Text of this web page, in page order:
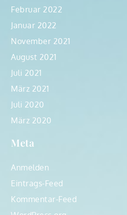
Februar 2022
Januar 2022
November 2021
August 2021
Juli 2021
März 2021
Juli 2020
März 2020
Meta
Anmelden
Eintrags-Feed
Kommentar-Feed